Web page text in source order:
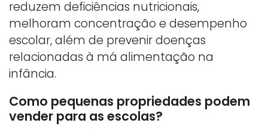
reduzem deficiências nutricionais,
melhoram concentração e desempenho
escolar, além de prevenir doenças
relacionadas à má alimentação na
infância.
Como pequenas propriedades podem
vender para as escolas?